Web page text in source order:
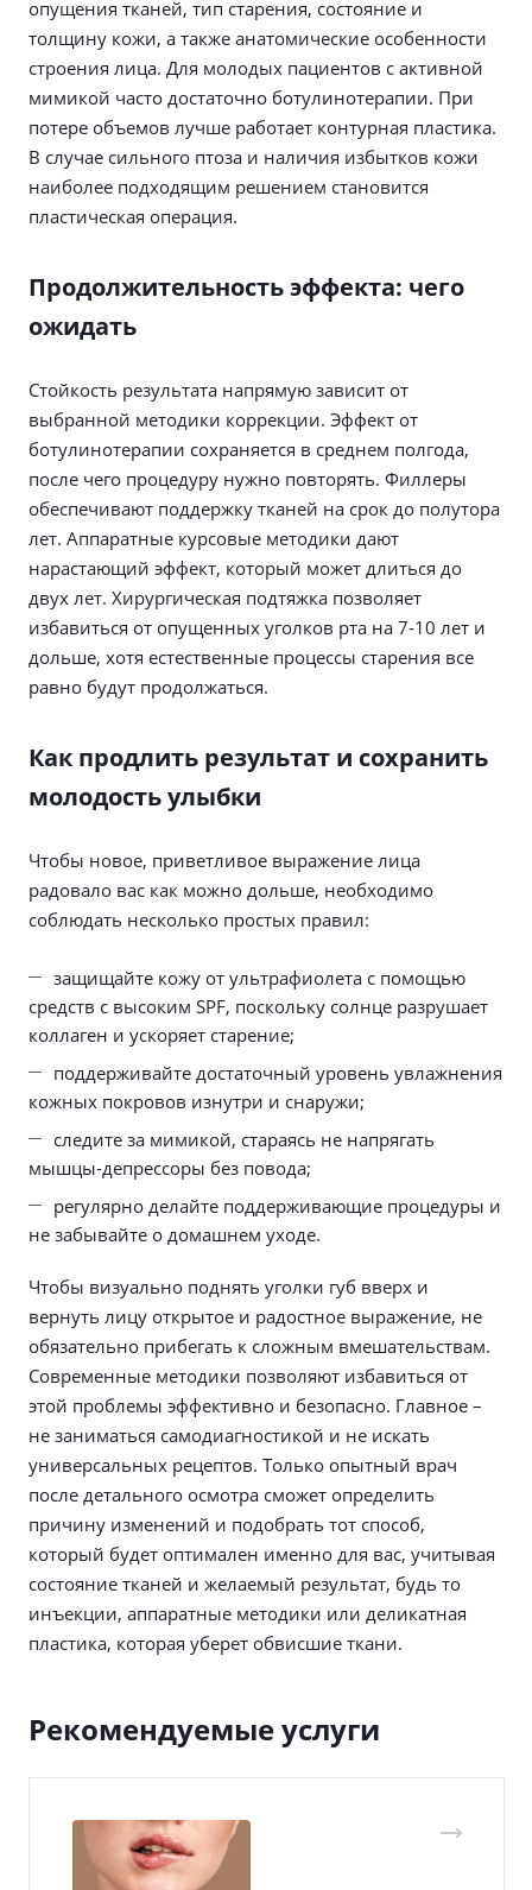
опущения тканей, тип старения, состояние и
толщину кожи, а также анатомические особенности
строения лица. Для молодых пациентов с активной
мимикой часто достаточно ботулинотерапии. При
потере объемов лучше работает контурная пластика.
В случае сильного птоза и наличия избытков кожи
наиболее подходящим решением становится
пластическая операция.
Продолжительность эффекта: чего
ожидать
Стойкость результата напрямую зависит от
выбранной методики коррекции. Эффект от
ботулинотерапии сохраняется в среднем полгода,
после чего процедуру нужно повторять. Филлеры
обеспечивают поддержку тканей на срок до полутора
лет. Аппаратные курсовые методики дают
нарастающий эффект, который может длиться до
двух лет. Хирургическая подтяжка позволяет
избавиться от опущенных уголков рта на 7-10 лет и
дольше, хотя естественные процессы старения все
равно будут продолжаться.
Как продлить результат и сохранить
молодость улыбки
Чтобы новое, приветливое выражение лица
радовало вас как можно дольше, необходимо
соблюдать несколько простых правил:
защищайте кожу от ультрафиолета с помощью
средств с высоким SPF, поскольку солнце разрушает
коллаген и ускоряет старение;
поддерживайте достаточный уровень увлажнения
кожных покровов изнутри и снаружи;
следите за мимикой, стараясь не напрягать
мышцы-депрессоры без повода;
регулярно делайте поддерживающие процедуры и
не забывайте о домашнем уходе.
Чтобы визуально поднять уголки губ вверх и
вернуть лицу открытое и радостное выражение, не
обязательно прибегать к сложным вмешательствам.
Современные методики позволяют избавиться от
этой проблемы эффективно и безопасно. Главное –
не заниматься самодиагностикой и не искать
универсальных рецептов. Только опытный врач
после детального осмотра сможет определить
причину изменений и подобрать тот способ,
который будет оптимален именно для вас, учитывая
состояние тканей и желаемый результат, будь то
инъекции, аппаратные методики или деликатная
пластика, которая уберет обвисшие ткани.
Рекомендуемые услуги